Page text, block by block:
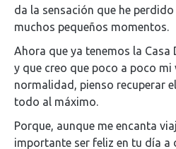
da la sensación que he
muchos pequeños momentos.
Ahora que ya tenemos la
y que creo que poco a poco
normalidad, pienso recuperar
todo al máximo.
Porque, aunque me encanta
importante ser feliz en tu día a